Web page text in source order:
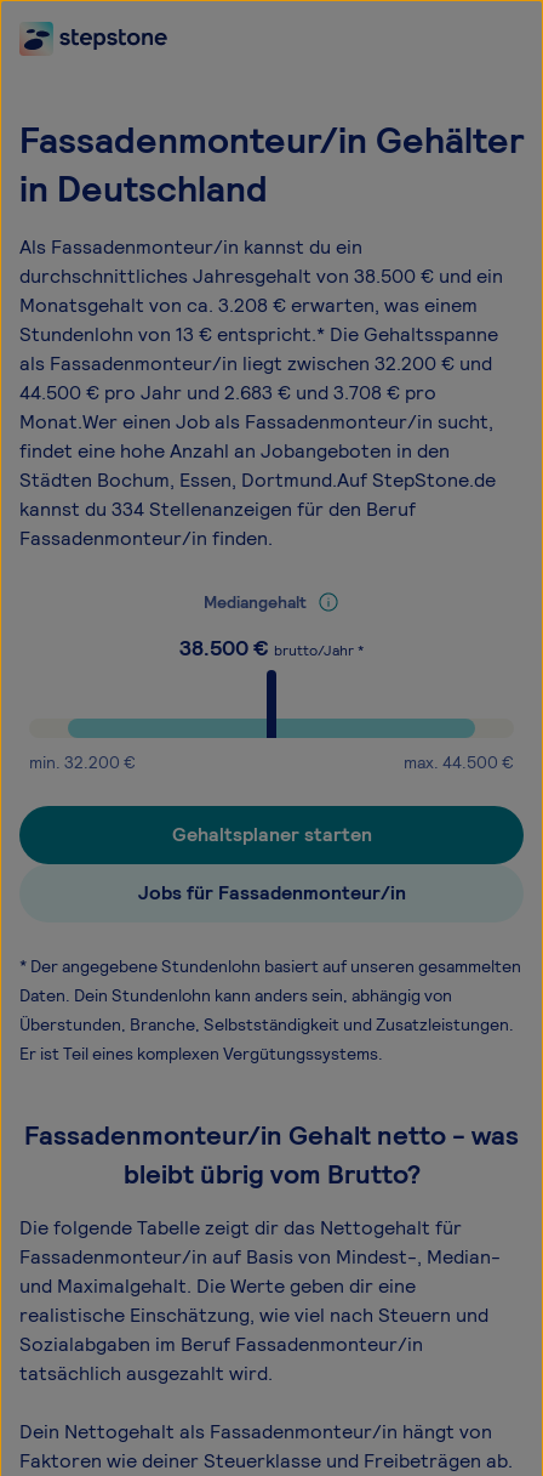
Fassadenmonteur/in Gehälter
in Deutschland
Als Fassadenmonteur/in kannst du ein
durchschnittliches Jahresgehalt von 38.500 € und ein
Monatsgehalt von ca. 3.208 € erwarten, was einem
Stundenlohn von 13 € entspricht.* Die Gehaltsspanne
als Fassadenmonteur/in liegt zwischen 32.200 € und
44.500 € pro Jahr und 2.683 € und 3.708 € pro
Monat.Wer einen Job als Fassadenmonteur/in sucht,
findet eine hohe Anzahl an Jobangeboten in den
Städten Bochum, Essen, Dortmund.Auf StepStone.de
kannst du 334 Stellenanzeigen für den Beruf
Fassadenmonteur/in finden.
Mediangehalt
38.500€ brutto/Jahr *
min. 32.200 € max. 44.500 €
Gehaltsplaner starten
Jobs für Fassadenmonteur/in
* Der angegebene Stundenlohn basiert auf unseren gesammelten
Daten. Dein Stundenlohn kann anders sein, abhängig von
Überstunden, Branche, Selbstständigkeit und Zusatzleistungen.
Er ist Teil eines komplexen Vergütungssystems.
Fassadenmonteur/in Gehalt netto - was
bleibt übrig vom Brutto?
Die folgende Tabelle zeigt dir das Netto­gehalt für
Fassadenmonteur/in auf Basis von Mindest-, Median-
und Maximal­gehalt. Die Werte geben dir eine
realistische Einschätzung, wie viel nach Steuern und
Sozialabgaben im Beruf Fassadenmonteur/in
tatsächlich ausgezahlt wird.
Dein Nettogehalt als Fassadenmonteur/in hängt von
Faktoren wie deiner Steuerklasse und Freibeträgen ab.